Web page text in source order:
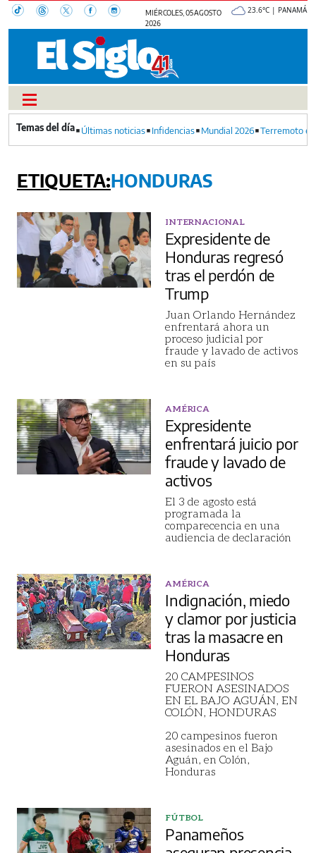
MIÉRCOLES, 05 AGOSTO
2026
23.6°C | PANAMÁ
Últimas noticias Infidencias Mundial 2026 Terremoto
HONDURAS
INTERNACIONAL
Expresidente de
Honduras regresó
tras el perdón de
Trump
Juan Orlando Hernández
enfrentará ahora un
proceso judicial por
fraude y lavado de activos
en su país
AMÉRICA
Expresidente
enfrentará juicio por
fraude y lavado de
activos
El 3 de agosto está
programada la
comparecencia en una
audiencia de declaración
AMÉRICA
Indignación, miedo
y clamor por justicia
tras la masacre en
Honduras
20 CAMPESINOS
FUERON ASESINADOS
EN EL BAJO AGUÁN, EN
COLÓN, HONDURAS
20 campesinos fueron
asesinados en el Bajo
Aguán, en Colón,
Honduras
FÚTBOL
Panameños